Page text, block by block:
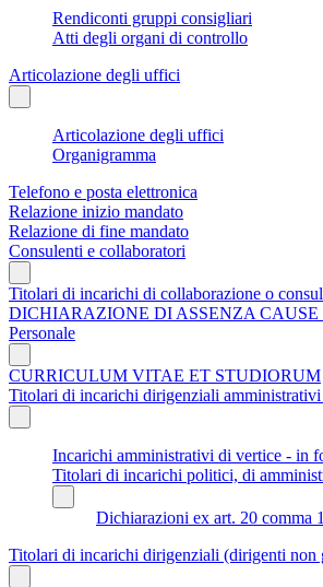
Rendiconti gruppi consigliari
Atti degli organi di controllo
Articolazione degli uffici
Articolazione degli uffici
Organigramma
Telefono e posta elettronica
Relazione inizio mandato
Relazione di fine mandato
Consulenti e collaboratori
Titolari di incarichi di collaborazione o
DICHIARAZIONE DI ASSENZA CAUSE
Personale
CURRICULUM VITAE ET STUDIORUM
Titolari di incarichi dirigenziali
Incarichi amministrativi di vertice - in
Titolari di incarichi politici, di
Dichiarazioni ex art. 20 comma
Titolari di incarichi dirigenziali (dirigenti non